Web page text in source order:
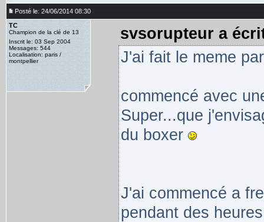
Posté le: 24/06/2014 08:30
TC
Champion de la clé de 13
Inscrit le: 03 Sep 2004
Messages: 544
Localisation: paris /
montpellier
svsorupteur a
J'ai fait le meme
commencé avec
Super...que
du boxer
J'ai commencé a
pendant des